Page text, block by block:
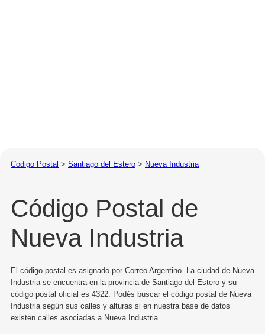
Codigo Postal > Santiago del Estero > Nueva Industria
Código Postal de
Nueva Industria
El código postal es asignado por Correo Argentino. La ciudad de Nueva
Industria se encuentra en la provincia de Santiago del Estero y su
código postal oficial es 4322. Podés buscar el código postal de Nueva
Industria según sus calles y alturas si en nuestra base de datos
existen calles asociadas a Nueva Industria.